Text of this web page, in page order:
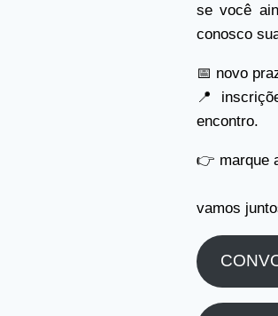
se você
conosco
📅 novo
📍
encontro.
👉 marque
vamos